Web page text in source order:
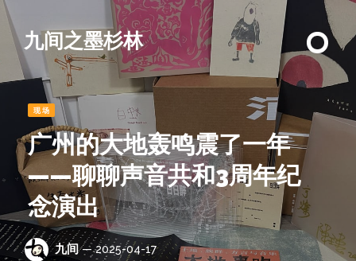
九间之墨杉林
现场
广州的大地轰鸣震了一年
——聊聊声音共和3周年纪
念演出
九间 — 2025-04-17